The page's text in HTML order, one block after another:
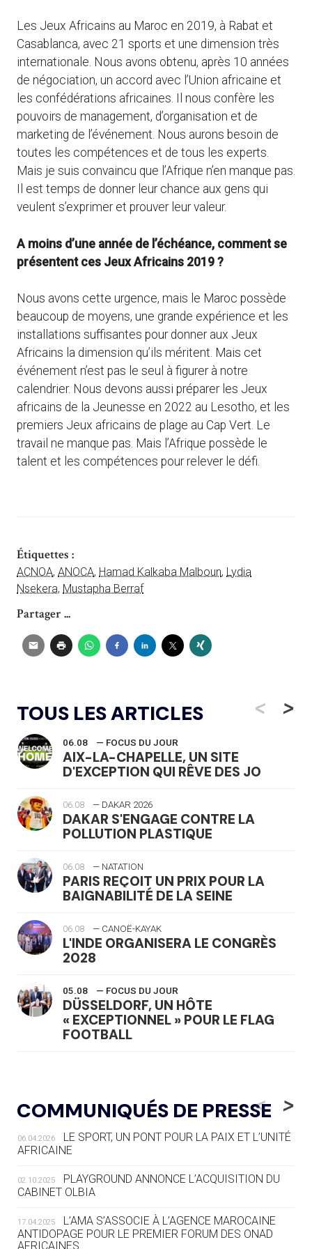
Les Jeux Africains au Maroc en 2019, à Rabat et
Casablanca, avec 21 sports et une dimension très
internationale. Nous avons obtenu, après 10 années
de négociation, un accord avec l’Union africaine et
les confédérations africaines. Il nous confère les
pouvoirs de management, d’organisation et de
marketing de l’événement. Nous aurons besoin de
toutes les compétences et de tous les experts.
Mais je suis convaincu que l’Afrique n’en manque pas.
Il est temps de donner leur chance aux gens qui
veulent s’exprimer et prouver leur valeur.
A moins d’une année de l’échéance, comment se
présentent ces Jeux Africains 2019 ?
Nous avons cette urgence, mais le Maroc possède
beaucoup de moyens, une grande expérience et les
installations suffisantes pour donner aux Jeux
Africains la dimension qu’ils méritent. Mais cet
événement n’est pas le seul à figurer à notre
calendrier. Nous devons aussi préparer les Jeux
africains de la Jeunesse en 2022 au Lesotho, et les
premiers Jeux africains de plage au Cap Vert. Le
travail ne manque pas. Mais l’Afrique possède le
talent et les compétences pour relever le défi.
Étiquettes :
ACNOA, ANOCA, Hamad Kalkaba Malboun, Lydia
Nsekera, Mustapha Berraf
Partager ...
TOUS LES ARTICLES <
06.08 — FOCUS DU JOUR
AIX-LA-CHAPELLE, UN SITE
D'EXCEPTION QUI RÊVE DES JO
06.08 — DAKAR 2026
DAKAR S'ENGAGE CONTRE LA
POLLUTION PLASTIQUE
06.08 — NATATION
PARIS REÇOIT UN PRIX POUR LA
BAIGNABILITÉ DE LA SEINE
06.08 — CANOË-KAYAK
L'INDE ORGANISERA LE CONGRÈS
2028
05.08 — FOCUS DU JOUR
DÜSSELDORF, UN HÔTE
« EXCEPTIONNEL » POUR LE FLAG
FOOTBALL
LE RÊVE DE VOIR LA LUGE ALPINE
AUX JO « N'EST PAS FINI »
05.08 — TIR À L'ARC
DES MONDIAUX À BRISBANE SUR LA
ROUTE DES JO 2032
LE VILLAGE OLYMPIQUE DES ARAVIS
SE DESSINE
>
COMMUNIQUÉS DE PRESSE
<
06.04.2026
LE SPORT, UN PONT POUR LA PAIX ET L’UNITÉ
AFRICAINE
02.10.2025
PLAYGROUND ANNONCE L’ACQUISITION DU
CABINET OLBIA
17.04.2025
L’AMA S’ASSOCIE À L’AGENCE MAROCAINE
ANTIDOPAGE POUR LE PREMIER FORUM DES ONAD
AFRICAINES
>